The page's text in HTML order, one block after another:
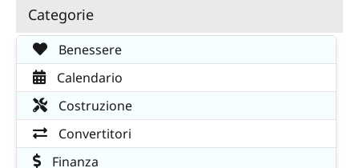
Categorie
Benessere
Calendario
Costruzione
Convertitori
Finanza